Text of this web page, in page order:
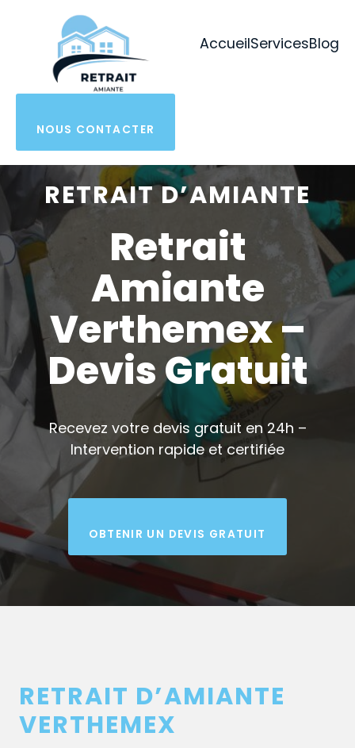
AccueilServicesBlog
NOUS CONTACTER
RETRAIT D’AMIANTE
Retrait
Amiante
Verthemex –
Devis Gratuit
Recevez votre devis gratuit en 24h –
Intervention rapide et certifiée
OBTENIR UN DEVIS GRATUIT
RETRAIT D’AMIANTE
VERTHEMEX